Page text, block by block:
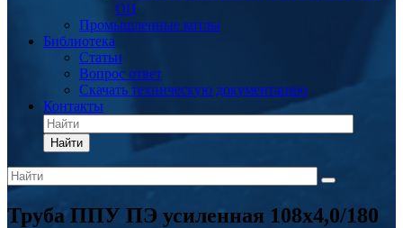
ОЦ
Промышленные котлы
Библиотека
Статьи
Вопрос ответ
Скачать техническую документацию
Контакты
Найти
Труба ППУ ПЭ усиленная 108х4,0/180